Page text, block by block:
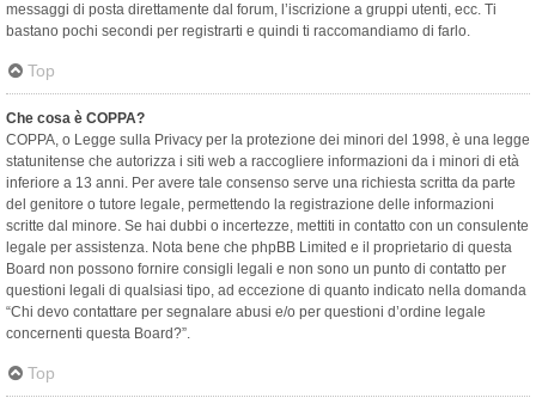
messaggi di posta direttamente dal forum, l’iscrizione a gruppi utenti, ecc. Ti
bastano pochi secondi per registrarti e quindi ti raccomandiamo di farlo.
Top
Che cosa è COPPA?
COPPA, o Legge sulla Privacy per la protezione dei minori del 1998, è una legge
statunitense che autorizza i siti web a raccogliere informazioni da i minori di età
inferiore a 13 anni. Per avere tale consenso serve una richiesta scritta da parte
del genitore o tutore legale, permettendo la registrazione delle informazioni
scritte dal minore. Se hai dubbi o incertezze, mettiti in contatto con un consulente
legale per assistenza. Nota bene che phpBB Limited e il proprietario di questa
Board non possono fornire consigli legali e non sono un punto di contatto per
questioni legali di qualsiasi tipo, ad eccezione di quanto indicato nella domanda
“Chi devo contattare per segnalare abusi e/o per questioni d’ordine legale
concernenti questa Board?”.
Top